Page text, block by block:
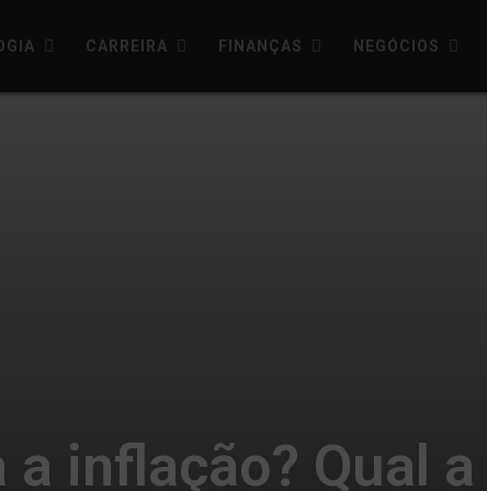
CARREIRA FINANÇAS NEGÓCIOS
inflação? Qual